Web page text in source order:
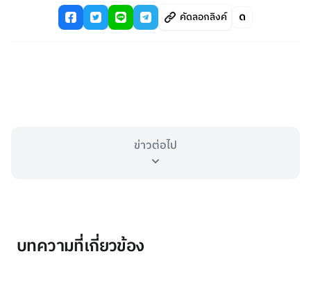
คัดลอกลิงค์
ข่าวต่อไป
บทความที่เกี่ยวข้อง